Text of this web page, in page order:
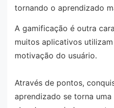
tornando o aprendizado
A gamificação é outra
muitos aplicativos
motivação do usuário.
Através de pontos,
aprendizado se torna